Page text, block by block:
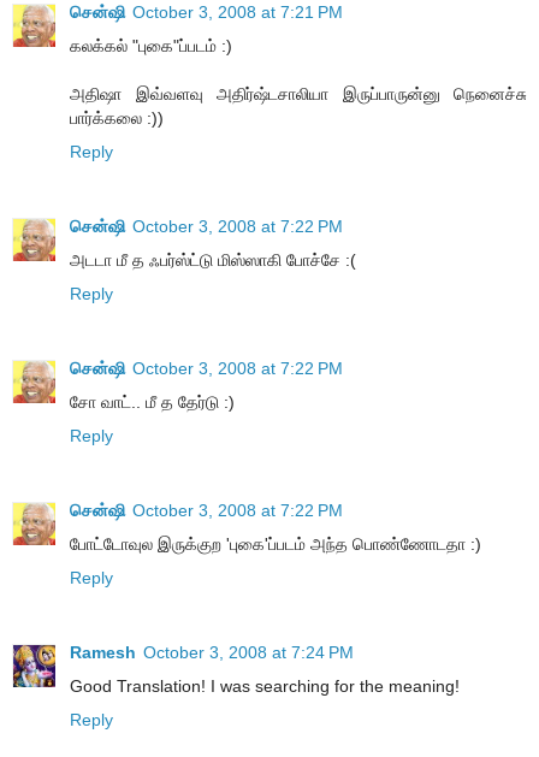
சென்ஷி October 3, 2008 at 7:21 PM
கலக்கல் "புகை"ப்படம் :)
அதிஷா இவ்வளவு அதிர்ஷ்டசாலியா இருப்பாருன்னு நெனைச்சு
பார்க்கலை :))
Reply
சென்ஷி October 3, 2008 at 7:22 PM
அடடா மீ த ஃபர்ஸ்ட்டு மிஸ்ஸாகி போச்சே :(
Reply
சென்ஷி October 3, 2008 at 7:22 PM
சோ வாட்.. மீ த தேர்டு :)
Reply
சென்ஷி October 3, 2008 at 7:22 PM
போட்டோவுல இருக்குற 'புகை'ப்படம் அந்த பொண்ணோடதா :)
Reply
Ramesh October 3, 2008 at 7:24 PM
Good Translation! I was searching for the meaning!
Reply